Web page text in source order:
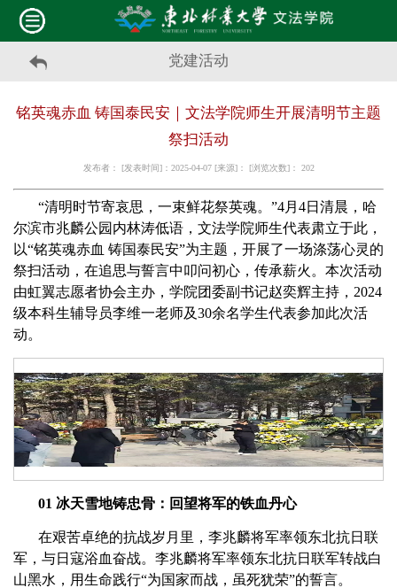
党建活动
铭英魂赤血 铸国泰民安｜文法学院师生开展清明节主题
祭扫活动
发布者： [发表时间]：2025-04-07 [来源]： [浏览次数]： 202
“清明时节寄哀思，一束鲜花祭英魂。”4月4日清晨，哈
尔滨市兆麟公园内林涛低语，文法学院师生代表肃立于此，
以“铭英魂赤血 铸国泰民安”为主题，开展了一场涤荡心灵的
祭扫活动，在追思与誓言中叩问初心，传承薪火。本次活动
由虹翼志愿者协会主办，学院团委副书记赵奕辉主持，2024
级本科生辅导员李维一老师及30余名学生代表参加此次活
动。
01 冰天雪地铸忠骨：回望将军的铁血丹心
在艰苦卓绝的抗战岁月里，李兆麟将军率领东北抗日联
军，与日寇浴血奋战。李兆麟将军率领东北抗日联军转战白
山黑水，用生命践行“为国家而战，虽死犹荣”的誓言。